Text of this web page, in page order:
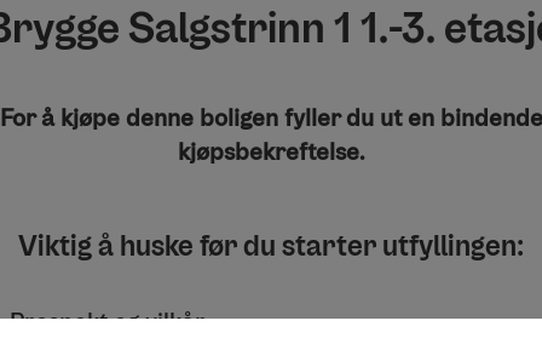
Salgstrinn 1 1.-3.
For å kjøpe denne boligen fyller du ut en bindende
kjøpsbekreftelse.
Viktig å huske før du starter utfyllingen:
Prospekt og vilkår